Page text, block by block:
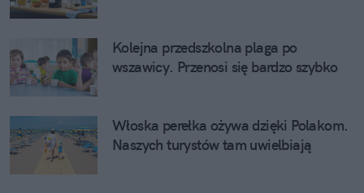
Kolejna przedszkolna plaga po
wszawicy. Przenosi się bardzo szybko
Włoska perełka ożywa dzięki Polakom.
Naszych turystów tam uwielbiają